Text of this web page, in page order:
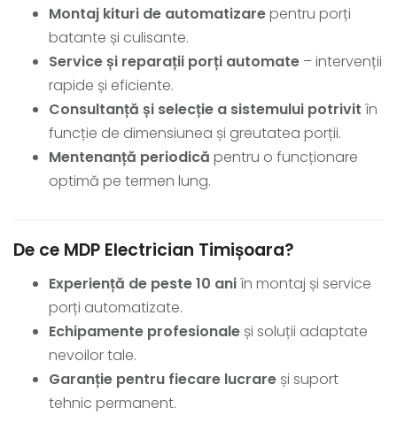
Montaj kituri de automatizarepentru porți
batante și culisante.
Service și reparații porți automate – intervenții
rapide și eficiente.
Consultanță și selecție a sistemului potrivit în
funcție de dimensiunea și greutatea porții.
Mentenanță periodică pentru o funcționare
optimă pe termen lung.
De ce MDP Electrician Timișoara?
Experiență de peste 10 aniîn montaj și service
porți automatizate.
Echipamente profesionale și soluții adaptate
nevoilor tale.
Garanție pentru fiecare lucrare și suport
tehnic permanent.